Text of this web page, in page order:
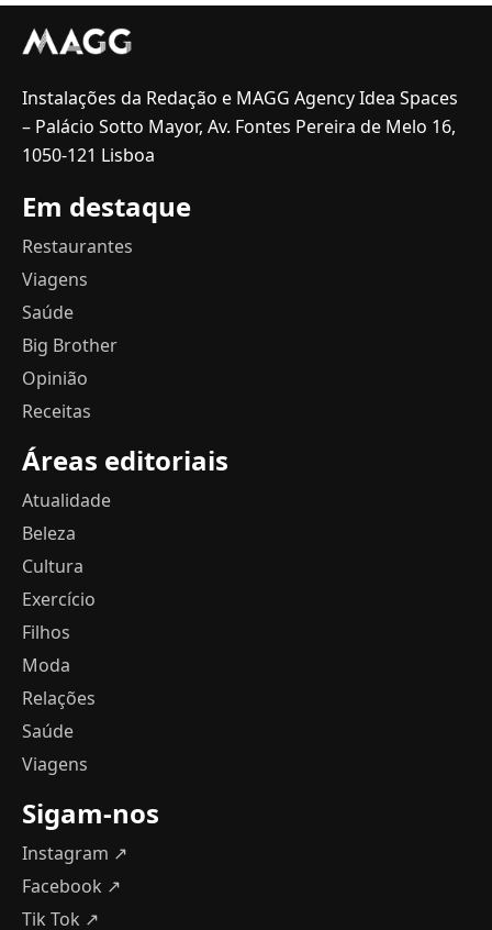
Instalações da Redação e MAGG Agency Idea Spaces
– Palácio Sotto Mayor, Av. Fontes Pereira de Melo 16,
1050-121 Lisboa
Em destaque
Restaurantes
Viagens
Saúde
Big Brother
Opinião
Receitas
Áreas editoriais
Atualidade
Beleza
Cultura
Exercício
Filhos
Moda
Relações
Saúde
Viagens
Sigam-nos
Instagram ↗
Facebook ↗
Tik Tok ↗